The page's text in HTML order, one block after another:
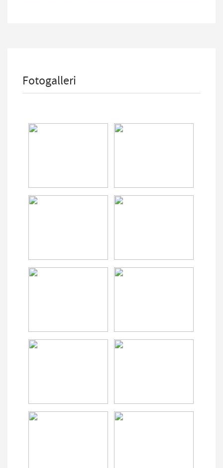
Fotogalleri